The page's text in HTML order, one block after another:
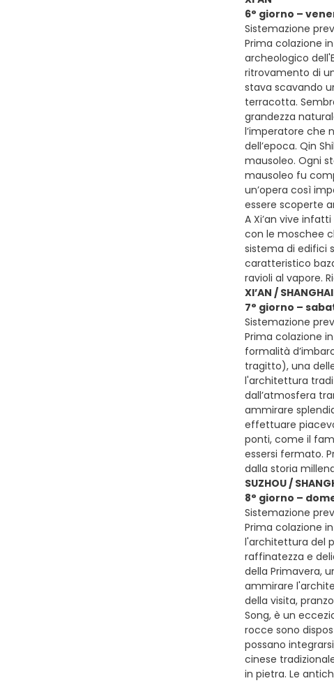
6° giorno –
Sistemazione
Prima colazione
archeologico
ritrovamento di
stava scavando
terracotta.
grandezza
l’imperatore che
dell’epoca. Qin
mausoleo. Ogni
mausoleo fu
un’opera così
essere scoperte
A Xi’an vive
con le moschee
sistema di edifici
caratteristico
ravioli al vapore.
XI’AN /
7° giorno –
Sistemazione
Prima colazione
formalità
tragitto), una
l'architettura
dall’atmosfera
ammirare
effettuare
ponti, come il
essersi fermato.
dalla storia
SUZHOU /
8° giorno –
Sistemazione
Prima colazione
l'architettura del
raffinatezza e
della Primavera,
ammirare
della visita,
Song, è un
rocce sono
possano
cinese
in pietra. Le